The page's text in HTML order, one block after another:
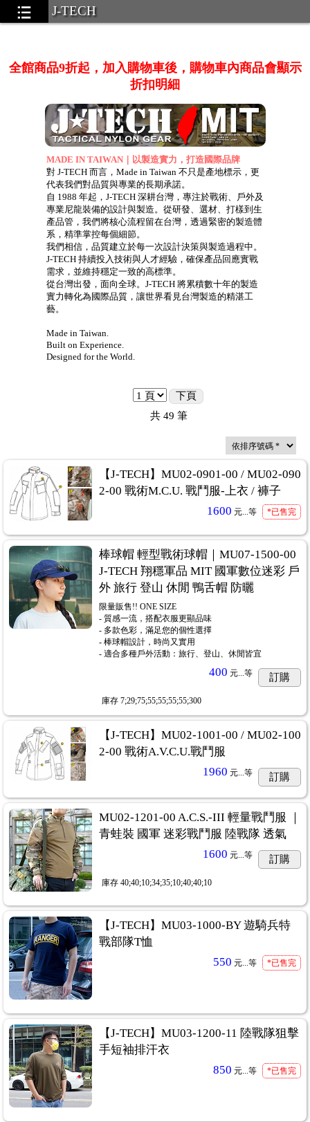
J-TECH
pouches)...39
...22
...62
全館商品9折起，加入購物車後，購物車內商品會顯示
折扣明細
MADE IN TAIWAN｜以製造實力，打造國際品牌
對 J-TECH 而言，Made in Taiwan 不只是產地標示，更
代表我們對品質與專業的長期承諾。
自 1988 年起，J-TECH 深耕台灣，專注於戰術、戶外及
專業尼龍裝備的設計與製造。從研發、選材、打樣到生
產品管，我們將核心流程留在台灣，透過緊密的製造體
系，精準掌控每個細節。
我們相信，品質建立於每一次設計決策與製造過程中。
J-TECH 持續投入技術與人才經驗，確保產品回應實戰
需求，並維持穩定一致的高標準。
從台灣出發，面向全球。J-TECH 將累積數十年的製造
實力轉化為國際品質，讓世界看見台灣製造的精湛工
藝。
Made in Taiwan.
Built on Experience.
Designed for the World.
下頁
共 49 筆
【J-TECH】MU02-0901-00 / MU02-090
2-00 戰術M.C.U. 戰鬥服-上衣 / 褲子
1600 元...等 *已售完
棒球帽 輕型戰術球帽｜MU07-1500-00
J-TECH 翔穩軍品 MIT 國軍數位迷彩 戶
外 旅行 登山 休閒 鴨舌帽 防曬
限量販售!! ONE SIZE
- 質感一流，搭配衣服更顯品味
- 多款色彩，滿足您的個性選擇
- 棒球帽設計，時尚又實用
- 適合多種戶外活動：旅行、登山、休閒皆宜
400 元... 等 訂購
庫存 7;29;75;55;55;55;55;300
【J-TECH】MU02-1001-00 / MU02-100
2-00 戰術A.V.C.U.戰鬥服
1960 元... 等 訂購
MU02-1201-00 A.C.S.-III 輕量戰鬥服 ｜
青蛙裝 國軍 迷彩戰鬥服 陸戰隊 透氣
1600 元... 等 訂購
庫存 40;40;10;34;35;10;40;40;10
【J-TECH】MU03-1000-BY 遊騎兵特
戰部隊T恤
550 元... 等 *已售完
【J-TECH】MU03-1200-11 陸戰隊狙擊
手短袖排汗衣
850 元... 等 *已售完